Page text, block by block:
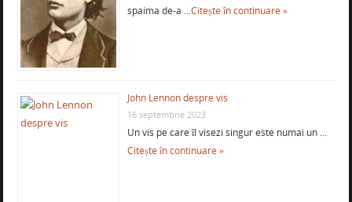
spaima de-a …Citește în continuare »
John Lennon despre vis
16 septembrie 2023
Un vis pe care îl visezi singur este numai un …
Citește în continuare »